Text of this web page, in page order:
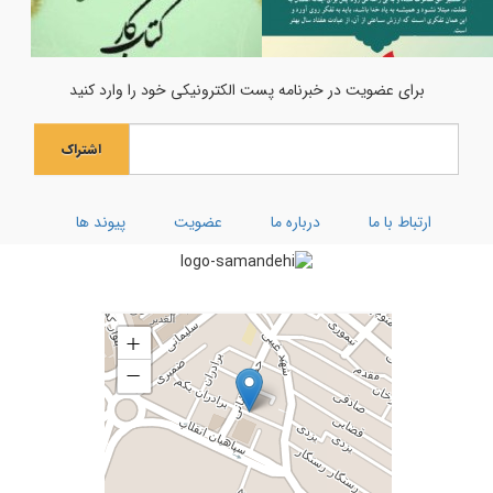
اولین فراخوان هنری انسان تمام
جشن میلاد حضرت مادر سلام‌الله‌علیها
جشن بزرگ ولادت بانوی آب و آیینه
برای عضویت در خبرنامه پست الکترونیکی خود را وارد کنید
اشتراک
ارتباط با ما درباره ما عضویت پیوند ها